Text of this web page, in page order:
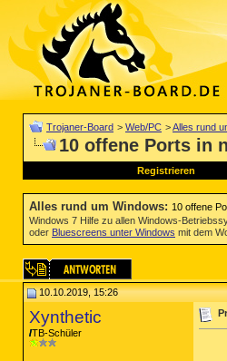
Trojaner-Board > Web/PC >Alles rund
10 offene Ports in
Registrieren
Alles rund um Windows: 10 offene
Windows 7 Hilfe zu allen Windows-
oder Bluescreens unter Windows mit dem
10.10.2019, 15:26
Xynthetic
TB-Schüler